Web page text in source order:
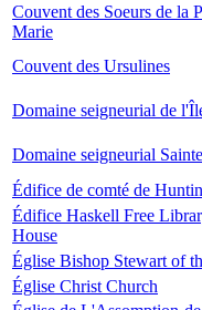
Couvent des Soeurs de la
Marie
Couvent des Ursulines
Domaine seigneurial de
Domaine seigneurial
Édifice de comté de
Édifice Haskell Free
House
Église Bishop Stewart of
Église Christ Church